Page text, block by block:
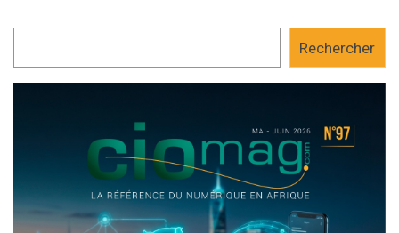
Rechercher